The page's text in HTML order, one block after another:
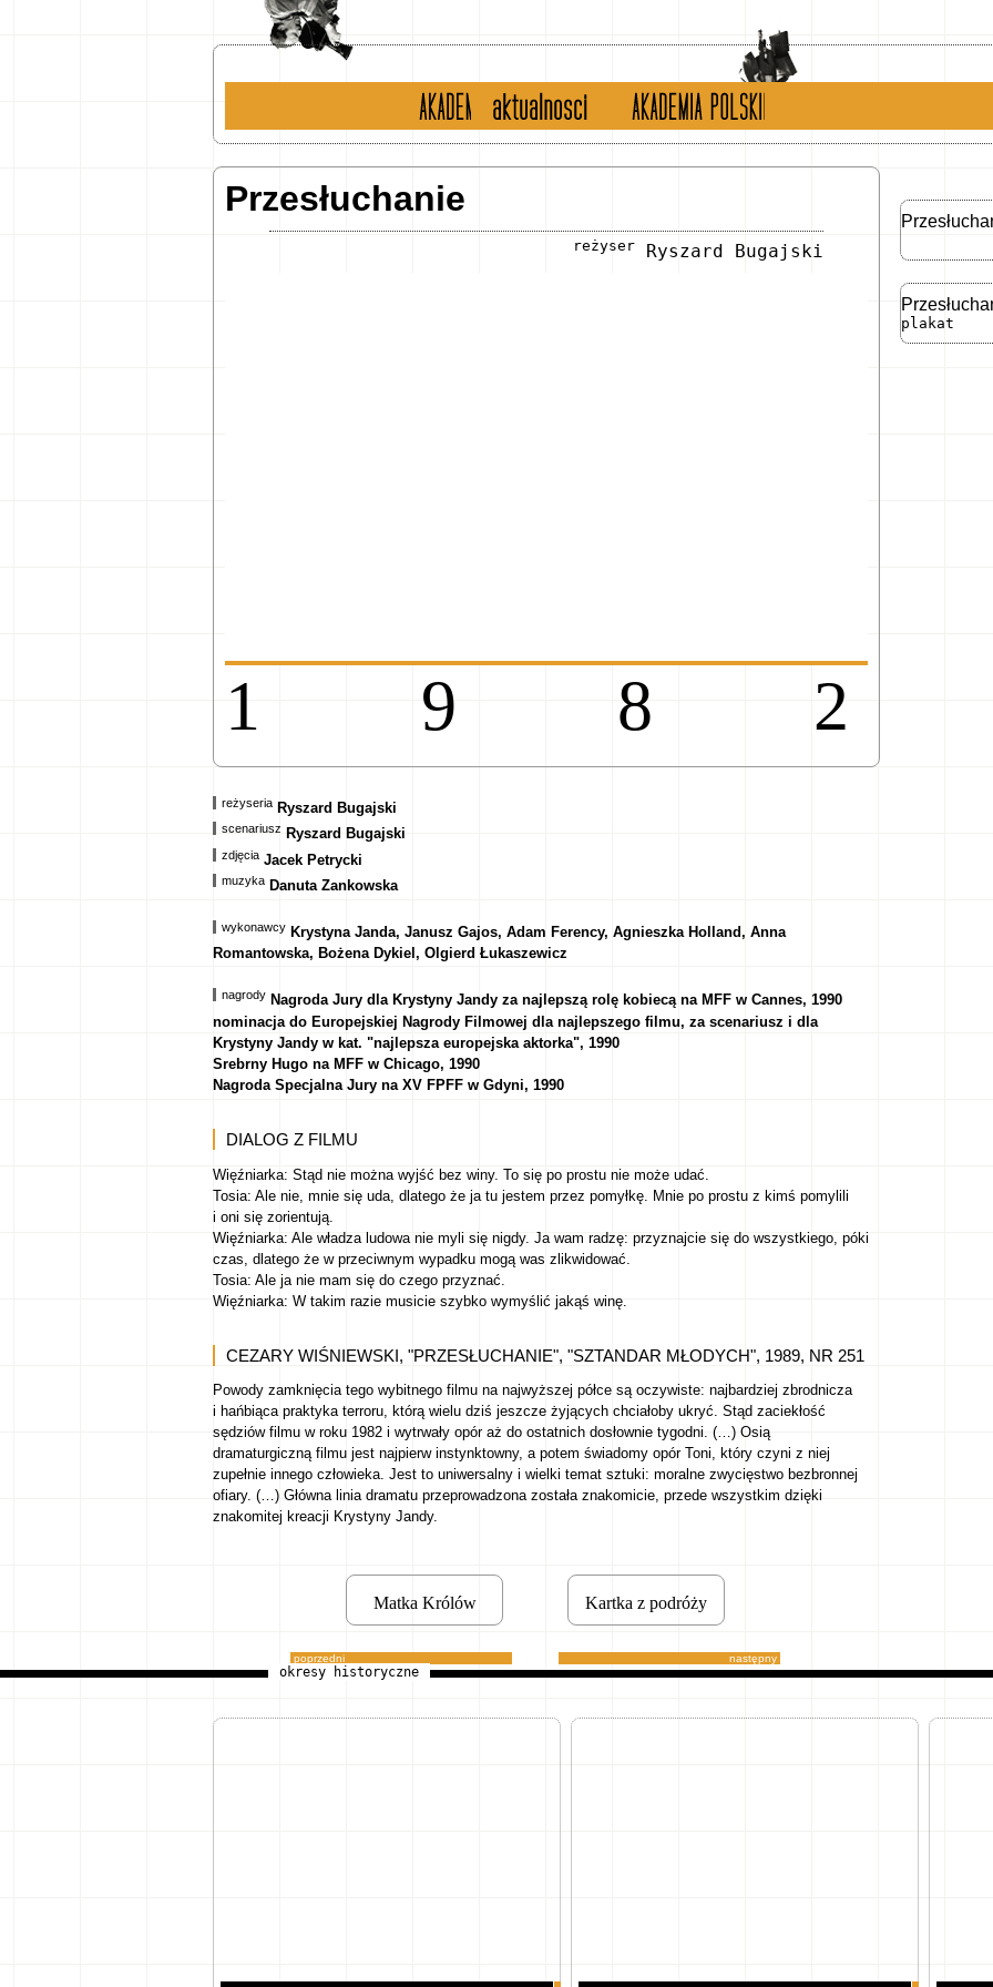
historiaaktualności english version
Przesłuchanie
reżyser Ryszard Bugajski
reżyseria Ryszard Bugajski
scenariusz Ryszard Bugajski
zdjęcia Jacek Petrycki
muzyka Danuta Zankowska
wykonawcy Krystyna Janda, Janusz Gajos, Adam Ferency, Agnieszka Holland, Anna
Romantowska, Bożena Dykiel, Olgierd Łukaszewicz
nagrody Nagroda Jury dla Krystyny Jandy za najlepszą rolę kobiecą na MFF w Cannes, 1990
nominacja do Europejskiej Nagrody Filmowej dla najlepszego filmu, za scenariusz i dla
Krystyny Jandy w kat. "najlepsza europejska aktorka", 1990
Srebrny Hugo na MFF w Chicago, 1990
Nagroda Specjalna Jury na XV FPFF w Gdyni, 1990
DIALOG Z FILMU
Więźniarka: Stąd nie można wyjść bez winy. To się po prostu nie może udać.
Tosia: Ale nie, mnie się uda, dlatego że ja tu jestem przez pomyłkę. Mnie po prostu z kimś pomylili
i oni się zorientują.
Więźniarka: Ale władza ludowa nie myli się nigdy. Ja wam radzę: przyznajcie się do wszystkiego, póki
czas, dlatego że w przeciwnym wypadku mogą was zlikwidować.
Tosia: Ale ja nie mam się do czego przyznać.
Więźniarka: W takim razie musicie szybko wymyślić jakąś winę.
CEZARY WIŚNIEWSKI, "PRZESŁUCHANIE", "SZTANDAR MŁODYCH", 1989, NR 251
Powody zamknięcia tego wybitnego filmu na najwyższej półce są oczywiste: najbardziej zbrodnicza
i hańbiąca praktyka terroru, którą wielu dziś jeszcze żyjących chciałoby ukryć. Stąd zaciekłość
sędziów filmu w roku 1982 i wytrwały opór aż do ostatnich dosłownie tygodni. (…) Osią
dramaturgiczną filmu jest najpierw instynktowny, a potem świadomy opór Toni, który czyni z niej
zupełnie innego człowieka. Jest to uniwersalny i wielki temat sztuki: moralne zwycięstwo bezbronnej
ofiary. (…) Główna linia dramatu przeprowadzona została znakomicie, przede wszystkim dzięki
znakomitej kreacji Krystyny Jandy.
poprzedni
Matka Królów
następny
Kartka z podróży
plakat
okresy historyczne